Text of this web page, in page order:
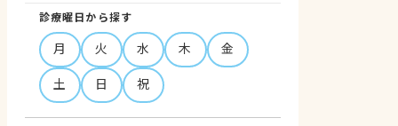
診療曜日から探す
月 火 水 木
金
土
日 祝